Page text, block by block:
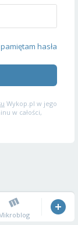
hasła
Wykop.pl w jego
w całości,